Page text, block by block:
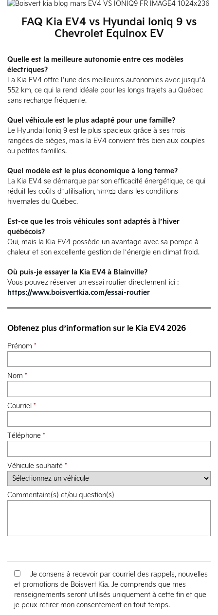
FAQ Kia EV4 vs Hyundai Ioniq 9 vs
Chevrolet Equinox EV
Quelle est la meilleure autonomie entre ces modèles
électriques?
La Kia EV4 offre l’une des meilleures autonomies avec jusqu’à
552 km, ce qui la rend idéale pour les longs trajets au Québec
sans recharge fréquente.
Quel véhicule est le plus adapté pour une famille?
Le Hyundai Ioniq 9 est le plus spacieux grâce à ses trois
rangées de sièges, mais la EV4 convient très bien aux couples
ou petites familles.
Quel modèle est le plus économique à long terme?
La Kia EV4 se démarque par son efficacité énergétique, ce qui
réduit les coûts d’utilisation, במיוחד dans les conditions
hivernales du Québec.
Est-ce que les trois véhicules sont adaptés à l’hiver
québécois?
Oui, mais la Kia EV4 possède un avantage avec sa pompe à
chaleur et son excellente gestion de l’énergie en climat froid.
Où puis-je essayer la Kia EV4 à Blainville?
Vous pouvez réserver un essai routier directement ici :
https://www.boisvertkia.com/essai-routier
Obtenez plus d’information sur le Kia EV4 2026
Prénom *
Nom *
Courriel *
Téléphone *
Véhicule souhaité *
Commentaire(s) et/ou question(s)
Je consens à recevoir par courriel des rappels, nouvelles
et promotions de Boisvert Kia. Je comprends que mes
renseignements seront utilisés uniquement à cette fin et que
je peux retirer mon consentement en tout temps.